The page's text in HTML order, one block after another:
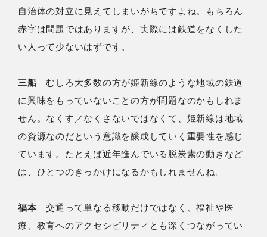
自治体の対立に見えてしまいがちですよね。もちろん
赤字は問題ではありますが、実際には鉄道をなくした
い人って少ないはずです。
三船むしろ大多数の方が姫新線のような地域の鉄道
に興味をもっていないことの方が問題なのかもしれま
せん。なくす／なくさないではなくて、姫新線は地域
の資源なのだという意識を醸成していく重要性を感じ
ています。たとえば近年進んでいる脱炭素の動きなど
は、ひとつのきっかけになるかもしれませんね。
福本交通って単なる移動だけではなく、福祉や医
療、教育へのアクセシビリティとも深くつながってい